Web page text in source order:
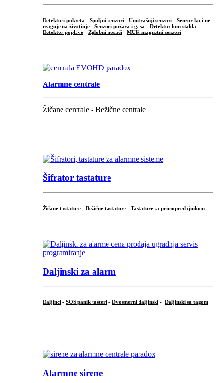
Detektori pokreta - Spoljni senzori - Unutrašnji senzori - Senzor koji ne
reaguje na životinje - Senzori požara i gasa - Detektor lom stakla -
Detektor poplave - Zglobni nosači - MUK magnetni senzori
Alarmne centrale
Žičane centrale - Bežične centrale
Šifrator tastature
Žičane tastature - Bežične tastature - Tastature sa primopredajnikom
Daljinski za alarm
Daljinci - SOS panik tasteri - Dvosmerni daljinski - Daljinski sa tagom
Alarmne sirene